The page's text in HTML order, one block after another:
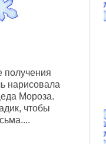
получения
нарисовала
Мороза.
чтобы